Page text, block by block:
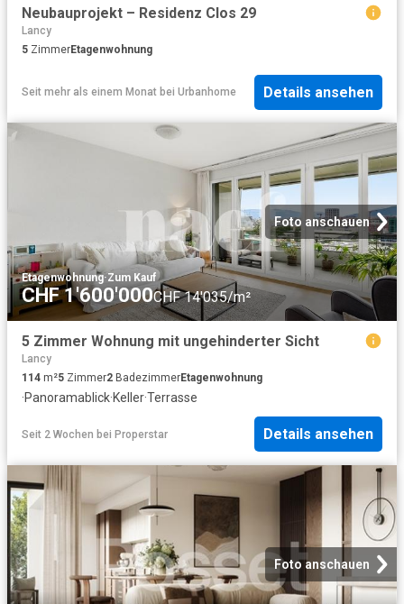
Neubauprojekt – Residenz Clos 29
Lancy
5 ZimmerEtagenwohnung
Seit mehr als einem Monat bei Urbanhome Details ansehen
Foto anschauen
Etagenwohnung·Zum Kauf
CHF 1'600'000CHF 14'035/m²
5 Zimmer Wohnung mit ungehinderter Sicht
Lancy
114 m²5 Zimmer2 BadezimmerEtagenwohnung
·Panoramablick·Keller·Terrasse
Seit 2 Wochen bei Properstar Details ansehen
Foto anschauen